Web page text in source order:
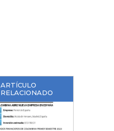
ARTÍCULO
RELACIONADO